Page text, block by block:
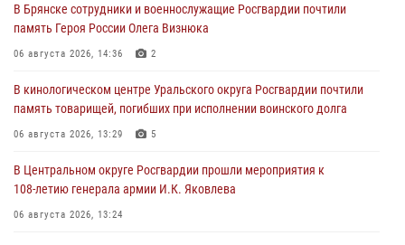
В Брянске сотрудники и военнослужащие Росгвардии почтили
память Героя России Олега Визнюка
06 августа 2026, 14:36 2
В кинологическом центре Уральского округа Росгвардии почтили
память товарищей, погибших при исполнении воинского долга
06 августа 2026, 13:29 5
В Центральном округе Росгвардии прошли мероприятия к
108‑летию генерала армии И.К. Яковлева
06 августа 2026, 13:24